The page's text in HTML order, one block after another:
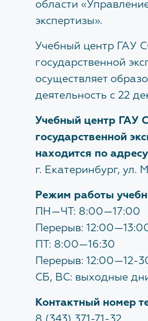
соответствии с Федеральным
№ 59-ФЗ "О порядке
Запись на приём
(343) 371-71-32, доб. 0201
Глухих Алексей Владимирович)
Начальник
Серёгина Наталья Юрьевна
Главный инженер
Якимова Екатерина Сергеевна
Заместитель начальника
Технологический и ценовой
Проверка сметной
благоустройству территории
КЕЙСЫ
ВАКАНСИИ
ОБ УЧРЕЖДЕНИИ
История
Структура
Галерея объектов
области
экспертизы».
Учебный центр ГАУ
государственной
осуществляет
деятельность с 22
Учебный центр ГАУ
государственной
находится по
г. Екатеринбург, ул.
Режим работы
ПН—ЧТ: 8:00—17:00
Перерыв:
ПТ: 8:00—16:30
Перерыв: 12:00—12-
СБ, ВС: выходные
Контактный номер